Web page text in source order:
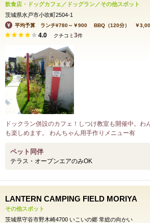
飲食店・ドッグカフェ／ドッグラン／その他スポット
茨城県水戸市小吹町2504-1
平均予算 ランチ¥780～￥900 BBQ（120分） ￥
4.0 クチコミ 3件
ドックラン併設のカフェ！しつけ教室も開催中。わ
も楽しめます。 わんちゃん用手作りメニュー有
ペット同伴
テラス・オープンエアのみOK
LANTERN CAMPING FIELD MORIYA
その他スポット
茨城県守谷市野木崎4700 いこいの郷 常総の向かい